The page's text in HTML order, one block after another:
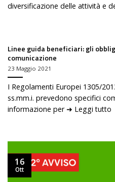
diversificazione delle attività e
Linee guida beneficiari: gli
comunicazione
23 Maggio 2021
I Regolamenti Europei 1305/
ss.mm.i. prevedono specifici
informazione per ➜ Leggi tutto
16
Ott